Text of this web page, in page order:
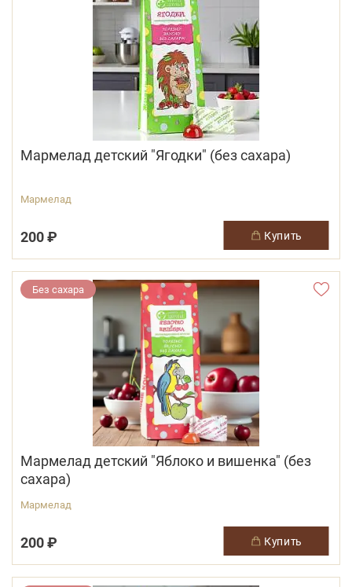
Мармелад детский "Ягодки" (без сахара)
Мармелад
200 ₽ купить
Без сахара
Мармелад детский "Яблоко и вишенка" (без
сахара)
Мармелад
200 ₽ купить